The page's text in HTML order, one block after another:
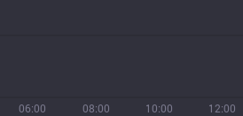
06:00 08:00 10:00 12:00